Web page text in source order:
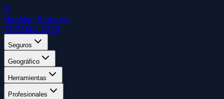
R
Ranking Seguros
ESPAÑA 2026
Seguros
Geográfico
Herramientas
Profesionales